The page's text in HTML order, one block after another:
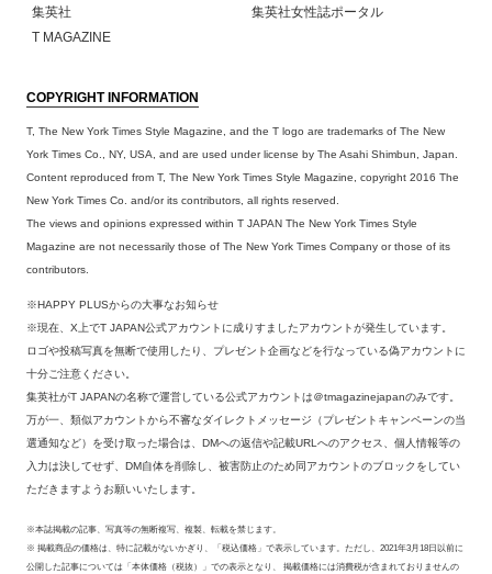
集英社
集英社女性誌ポータル
T MAGAZINE
COPYRIGHT INFORMATION
T, The New York Times Style Magazine, and the T logo are trademarks of The New
York Times Co., NY, USA, and are used under license by The Asahi Shimbun, Japan.
Content reproduced from T, The New York Times Style Magazine, copyright 2016 The
New York Times Co. and/or its contributors, all rights reserved.
The views and opinions expressed within T JAPAN The New York Times Style
Magazine are not necessarily those of The New York Times Company or those of its
contributors.
※HAPPY PLUSからの大事なお知らせ
※現在、X上でT JAPAN公式アカウントに成りすましたアカウントが発生しています。
ロゴや投稿写真を無断で使用したり、プレゼント企画などを行なっている偽アカウントに
十分ご注意ください。
集英社がT JAPANの名称で運営している公式アカウントは＠tmagazinejapanのみです。
万が一、類似アカウントから不審なダイレクトメッセージ（プレゼントキャンペーンの当
選通知など）を受け取った場合は、DMへの返信や記載URLへのアクセス、個人情報等の
入力は決してせず、DM自体を削除し、被害防止のため同アカウントのブロックをしてい
ただきますようお願いいたします。
※本誌掲載の記事、写真等の無断複写、複製、転載を禁じます。
※ 掲載商品の価格は、特に記載がないかぎり、「税込価格」で表示しています。ただし、2021年3月18日以前に
公開した記事については「本体価格（税抜）」での表示となり、 掲載価格には消費税が含まれておりませんの